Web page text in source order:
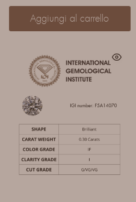
Aggiungi al carrello